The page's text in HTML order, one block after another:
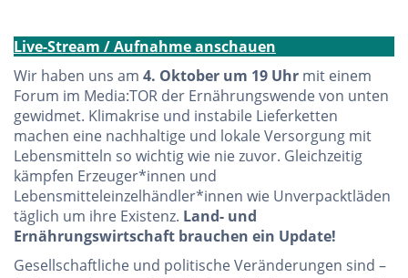
Live-Stream / Aufnahme anschauen
Wir haben uns am 4. Oktober um 19 Uhr mit einem
Forum im Media:TOR der Ernährungswende von unten
gewidmet. Klimakrise und instabile Lieferketten
machen eine nachhaltige und lokale Versorgung mit
Lebensmitteln so wichtig wie nie zuvor. Gleichzeitig
kämpfen Erzeuger*innen und
Lebensmitteleinzelhändler*innen wie Unverpacktläden
täglich um ihre Existenz. Land- und
Ernährungswirtschaft brauchen ein Update!
Gesellschaftliche und politische Veränderungen sind –